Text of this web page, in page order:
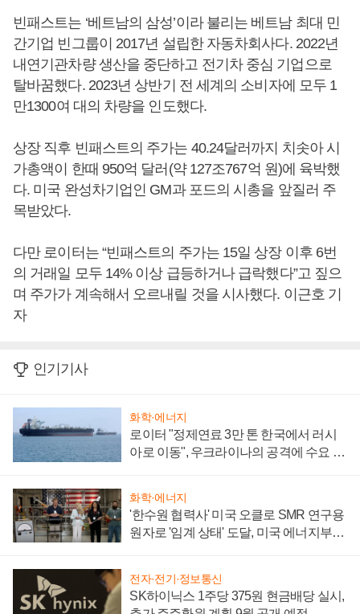
빈패스트는 ‘베트남의 삼성’이라 불리는 베트남 최대 민
간기업 빈그룹이 2017년 설립한 자동차회사다. 2022년
내연기관차량 생산을 중단하고 전기차 중심 기업으로
탈바꿈했다. 2023년 상반기 전 세계의 소비자에 모두 1
만1300여 대의 차량을 인도했다.
상장 직후 빈패스트의 주가는 40.24달러까지 치솟아 시
가총액이 한때 950억 달러(약 127조767억 원)에 육박했
다. 미국 완성차기업인 GM과 포드의 시총을 앞질러 주
목받았다.
다만 로이터는 “빈패스트의 주가는 15일 상장 이후 6번
의 거래일 모두 14% 이상 급등하거나 급락했다”고 짚으
며 주가가 계속해서 오르내릴 것을 시사했다. 이근호 기
자
인기기사
화학·에너지
로이터 "정제연료 3만 톤 한국에서 러시
아로 이동", 우크라이나의 공격에 수요 늘
화학·에너지
'한수원 협력사' 미국 오클로 SMR 연구용
원자로 '임계 상태' 도달, 미국 에너지부
전자·전기·정보통신
SK하이닉스 1주당 375원 현금배당 실시,